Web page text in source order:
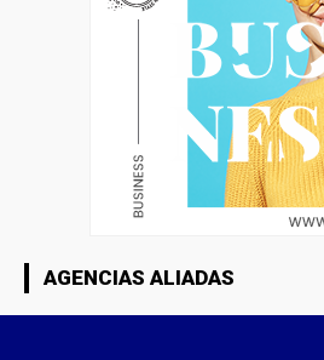
AGENCIAS ALIADAS